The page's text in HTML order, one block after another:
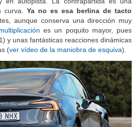
en autopista. La contrapartida es una
curva.Ya no es esa berlina de tacto
aunque conserva una dirección muy
es un poquito mayor, pues
y unas fantásticas reacciones dinámicas